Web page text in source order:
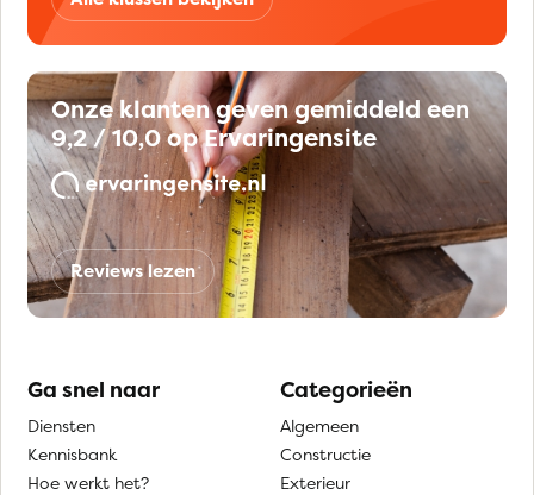
Onze klanten geven gemiddeld een
9,2 / 10,0 op Ervaringensite
Reviews lezen
Ga snel naar
Diensten
Kennisbank
Hoe werkt het?
Categorieën
Algemeen
Constructie
Exterieur